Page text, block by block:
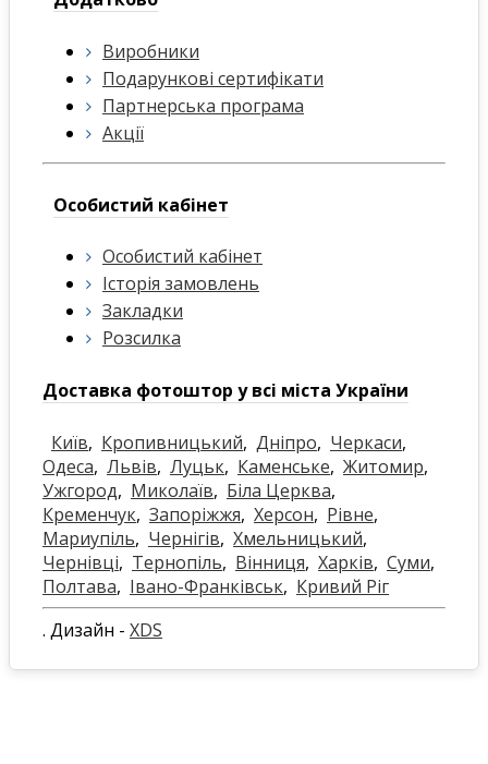
Виробники
Подарункові сертифікати
Партнерська програма
Акції
Особистий кабінет
Особистий кабінет
Історія замовлень
Закладки
Розсилка
Доставка фотоштор у всі міста України
Київ, Кропивницький, Дніпро, Черкаси,
Одеса, Львів, Луцьк, Каменське, Житомир,
Ужгород, Миколаїв, Біла Церква,
Кременчук, Запоріжжя, Херсон, Рівне,
Мариупіль, Чернігів, Хмельницький,
Чернівці, Тернопіль, Вінниця, Харків, Суми,
Полтава, Івано-Франківськ, Кривий Ріг
. Дизайн - XDS